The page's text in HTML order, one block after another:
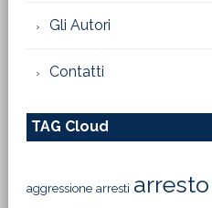
Gli Autori
Contatti
TAG Cloud
aggressione arresti arresto